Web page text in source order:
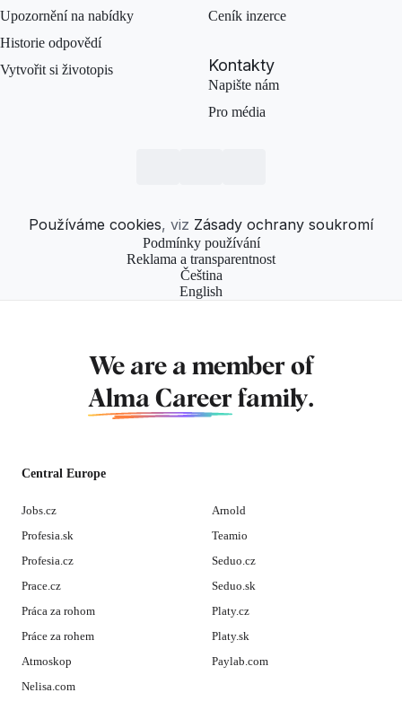
Upozornění na nabídky
Historie odpovědí
Vytvořit si životopis
Ceník inzerce
Kontakty
Napište nám
Pro média
Používáme cookies, viz Zásady ochrany soukromí
Podmínky používání
Reklama a transparentnost
Čeština
English
We are a member of
Alma Career family.
Central Europe
Jobs.cz
Profesia.sk
Profesia.cz
Prace.cz
Práca za rohom
Práce za rohem
Atmoskop
Nelisa.com
Arnold
Teamio
Seduo.cz
Seduo.sk
Platy.cz
Platy.sk
Paylab.com